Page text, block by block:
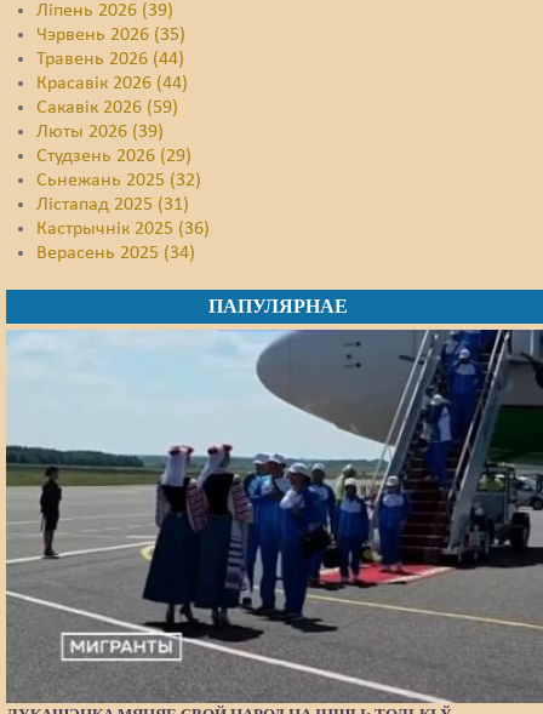
Ліпень 2026 (39)
Чэрвень 2026 (35)
Травень 2026 (44)
Красавік 2026 (44)
Сакавік 2026 (59)
Люты 2026 (39)
Студзень 2026 (29)
Сьнежань 2025 (32)
Лістапад 2025 (31)
Кастрычнік 2025 (36)
Верасень 2025 (34)
ПАПУЛЯРНАЕ